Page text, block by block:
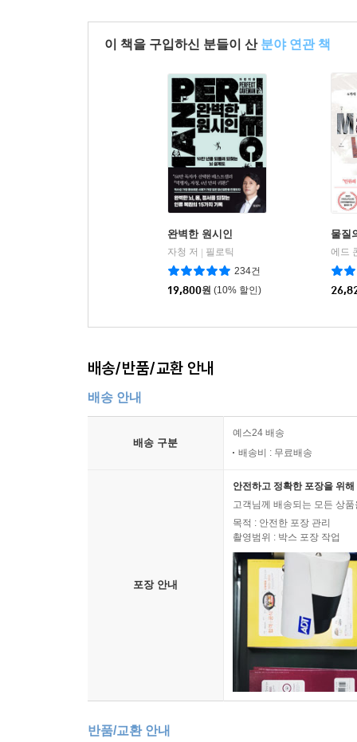
이 책을 구입하신 분들이 산 분야 연관 책
완벽한 원시인
자청 저
필로틱
234건
19,800원 (10% 할인)
물질
에드
배송/반품/교환 안내
배송 안내
배송 구분
예스24 배송
배송비 : 무료배송
포장 안내
안전하고 정확한 포장을 위
고객님께 배송되는 모든 상
목적 : 안전한 포장 관리
촬영범위 : 박스 포장 작업
반품/교환 안내